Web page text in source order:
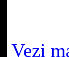
Vezi